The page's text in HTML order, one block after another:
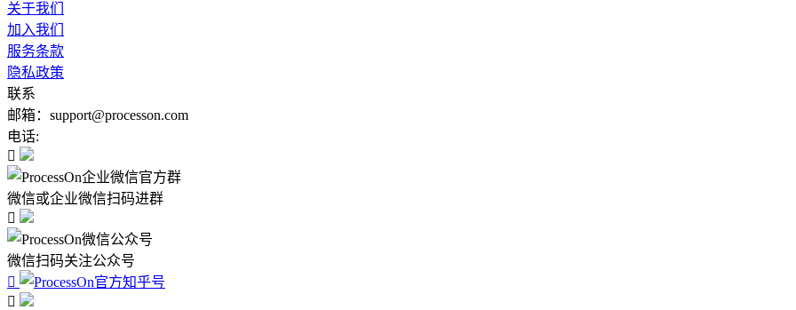
关于我们
加入我们
服务条款
隐私政策
联系
邮箱：support@processon.com
电话:

微信或企业微信扫码进群

微信扫码关注公众号

